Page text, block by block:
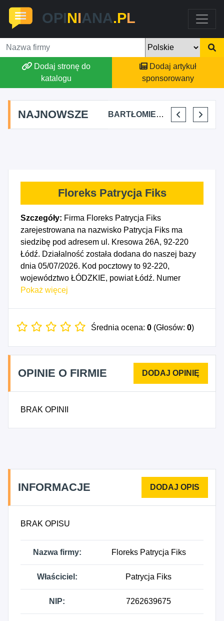
OPINIANA.PL
Dodaj stronę do
katalogu
Dodaj artykuł
sponsorowany
NAJNOWSZE
FJK-IT FILIP SZYMAŃSKI BARTŁOMIEJ DYLIK CLOUDY AFFAIRS INTERNATIONAL
Floreks Patrycja Fiks
Szczegóły: Firma Floreks Patrycja Fiks
zarejestrowana na nazwisko Patrycja Fiks ma
siedzibę pod adresem ul. Kresowa 26A, 92-220
Łódź. Działalność została dodana do naszej bazy
dnia 05/07/2026. Kod pocztowy to 92-220,
województwo ŁÓDZKIE, powiat Łódź. Numer
Identyfikacji Podatkowej NIP to 7262639675, a
działalności gospodarczej przypada na dzień
Pokaż więcej
Średnia ocena: 0 (Głosów: 0)
OPINIE O FIRMIE
BRAK OPINII
INFORMACJE
BRAK OPISU
Nazwa firmy: Floreks Patrycja Fiks
Właściciel: Patrycja Fiks
NIP: 7262639675